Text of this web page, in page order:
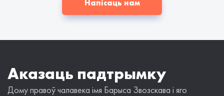
Напісаць нам
Аказаць падтрымку
Дому правоў чалавека імя Барыса Звозскава і яго